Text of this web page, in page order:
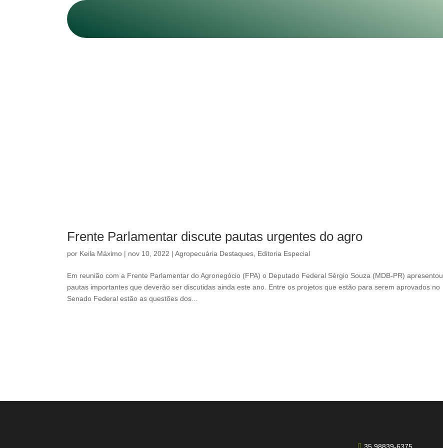
Frente Parlamentar discute pautas urgentes do agro
por Keila Máximo | nov 10, 2022 |Agropecuária Destaques, Editoria Especial
Em reunião com a Frente Parlamentar do Agronegócio (FPA) o Deputado Federal Sérgio Souza (MDB-PR) apresentou
pautas importantes que deverão ser discutidas ainda este ano. Entre os projetos que estão para serem aprovados no
Senado Federal estão as questões dos...
